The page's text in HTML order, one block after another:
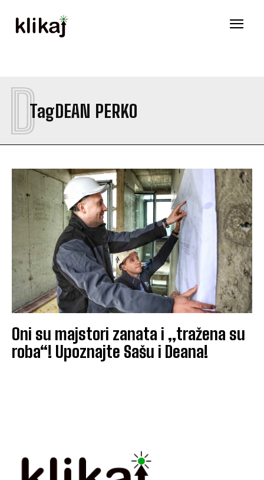
TagDEAN PERKO
D
Oni su majstori zanata i „tražena su
roba“! Upoznajte Sašu i Deana!